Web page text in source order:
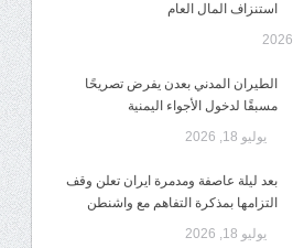
استنزاف المال العام
الطيران المدني بعدن يفرض تصريحًا
مسبقًا لدخول الأجواء اليمنية
يوليو 18, 2026
بعد ليلة عاصفة ومدمرة ايران تعلن وقف
التزامها بمذكرة التفاهم مع واشنطن
يوليو 18, 2026